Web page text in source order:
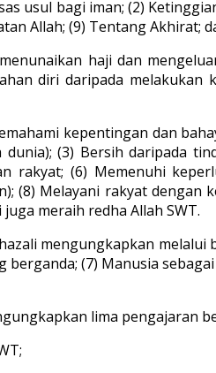
usul bagi iman; (2)
Allah; (9) Tentang Akhirat;
haji dan
diri daripada melakukan
kepentingan dan
(3) Bersih daripada
rakyat; (6) Memenuhi
(8) Melayani rakyat dengan
meraih redha Allah SWT.
mengungkapkan melalui
(7) Manusia
lima pengajaran